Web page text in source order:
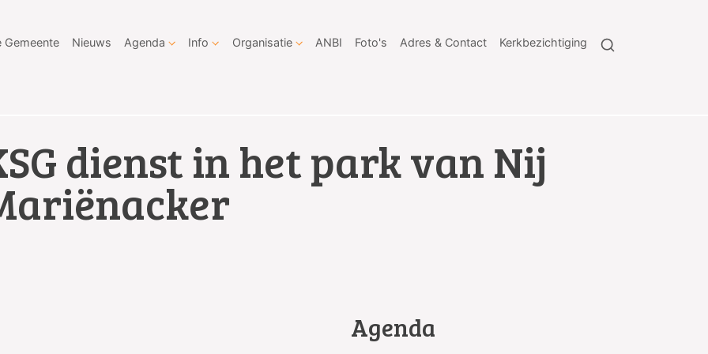
Gemeente Nieuws Agenda Info Organisatie ANBI Foto's Adres & Contact Kerkbezichtiging
dienst in het park van Nij
Agenda